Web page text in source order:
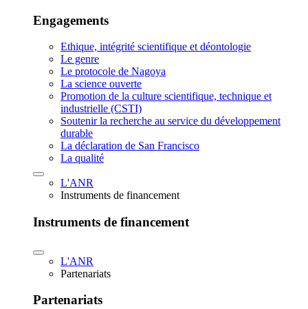
Engagements
Ethique, intégrité scientifique et déontologie
Le genre
Le protocole de Nagoya
La science ouverte
Promotion de la culture scientifique, technique et
industrielle (CSTI)
Soutenir la recherche au service du développement
durable
La déclaration de San Francisco
La qualité
L'ANR
Instruments de financement
Instruments de financement
L'ANR
Partenariats
Partenariats